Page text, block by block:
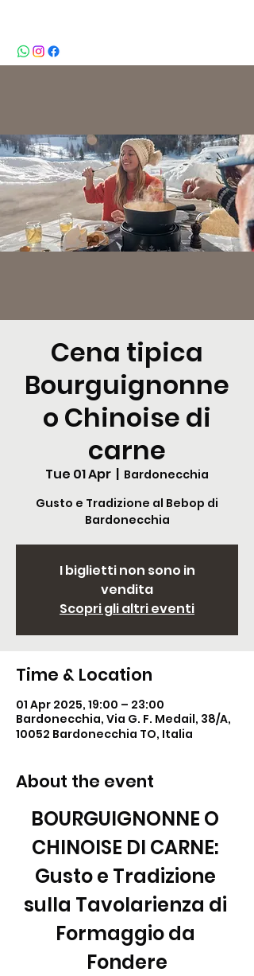
Cena tipica
Bourguignonne
o Chinoise di
carne
Tue 01 Apr
  |
Bardonecchia
Gusto e Tradizione al Bebop di
Bardonecchia
I biglietti non sono in
vendita
Scopri gli altri eventi
Time & Location
01 Apr 2025, 19:00 – 23:00
Bardonecchia, Via G. F. Medail, 38/A,
10052 Bardonecchia TO, Italia
About the event
BOURGUIGNONNE O
CHINOISE DI CARNE:
Gusto e Tradizione
sulla Tavolarienza di
Formaggio da
Fondere